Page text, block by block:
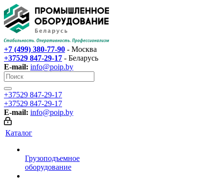
+7 (499) 380-77-90 - Москва
+37529 847-29-17‬ - Беларусь
E-mail: info@poip.by
+37529 847-29-17‬
+37529 847-29-17‬
E-mail: info@poip.by
Каталог
Грузоподъемное
оборудование